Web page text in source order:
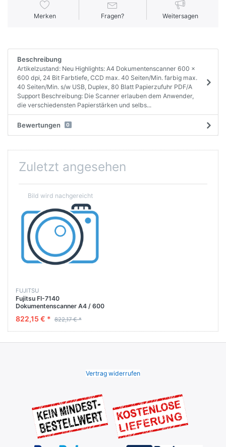
Merken Fragen? Weitersagen
Beschreibung
Artikelzustand: Neu Highlights: A4 Dokumentenscanner 600 x
600 dpi, 24 Bit Farbtiefe, CCD max. 40 Seiten/Min. farbig max.
40 Seiten/Min. s/w USB, Duplex, 80 Blatt Papierzufuhr PDF/A
Support Beschreibung: Die Scanner erlauben dem Anwender,
die verschiedensten Papierstärken und selbs...
Bewertungen 0
Zuletzt angesehen
FUJITSU
Fujitsu FI-7140
Dokumentenscanner A4 / 600
DUPLEX
822,15 € * 822,17 € *
Vertrag widerrufen